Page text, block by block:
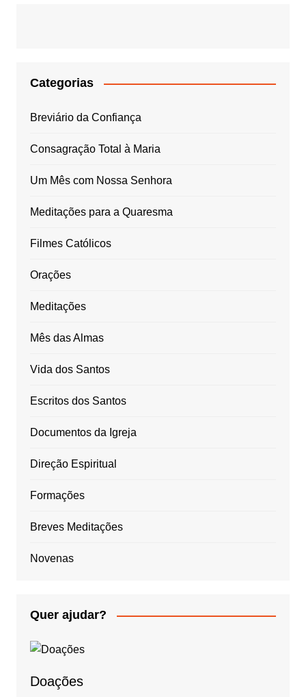
Categorias
Breviário da Confiança
Consagração Total à Maria
Um Mês com Nossa Senhora
Meditações para a Quaresma
Filmes Católicos
Orações
Meditações
Mês das Almas
Vida dos Santos
Escritos dos Santos
Documentos da Igreja
Direção Espiritual
Formações
Breves Meditações
Novenas
Quer ajudar?
Doações